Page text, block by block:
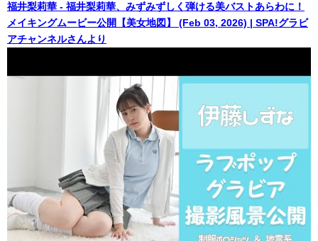
福井梨莉華 - 福井梨莉華、みずみずしく弾ける美バストあらわに！
メイキングムービー公開【美女地図】 (Feb 03, 2026) | SPA!グラビ
アチャンネルさんより